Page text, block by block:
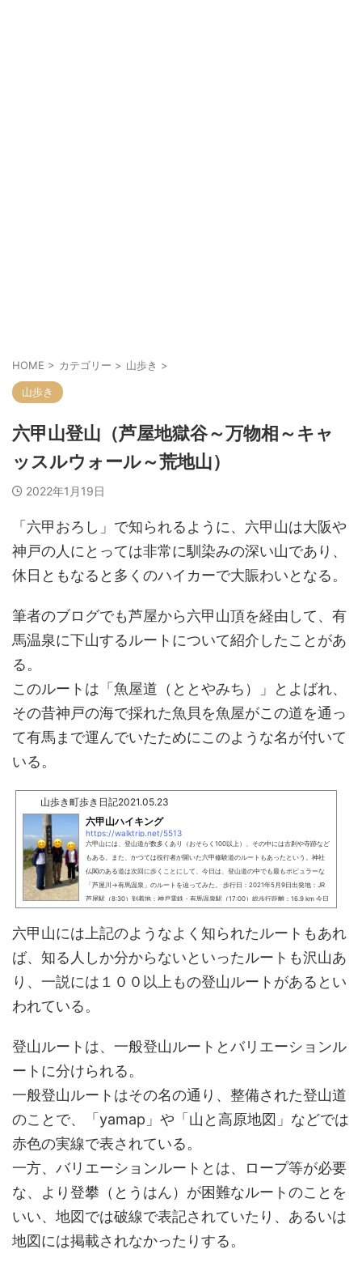
HOME > カテゴリー > 山歩き >
山歩き
六甲山登山（芦屋地獄谷～万物相～キャ
ッスルウォール～荒地山）
2022年1月19日
「六甲おろし」で知られるように、六甲山は大阪や
神戸の人にとっては非常に馴染みの深い山であり、
休日ともなると多くのハイカーで大賑わいとなる。
筆者のブログでも芦屋から六甲山頂を経由して、有
馬温泉に下山するルートについて紹介したことがあ
る。
このルートは「魚屋道（ととやみち）」とよばれ、
その昔神戸の海で採れた魚貝を魚屋がこの道を通っ
て有馬まで運んでいたためにこのような名が付いて
いる。
山歩き町歩き日記2021.05.23
六甲山ハイキング
https://walktrip.net/5513
六甲山には、登山道が数多くあり（おそらく100以上）、その中には古刹や寺跡など
もある。また、かつては役行者が開いた六甲修験道のルートもあったという。神社
仏閣のある道は次回に歩くことにして、今日は、登山道の中でも最もポピュラーな
「芦屋川→有馬温泉」のルートを辿ってみた。 歩行日：2021年5月9日出発地：JR
芦屋駅（8:30）到着地：神戸電鉄・有馬温泉駅（17:00）総歩行距離：16.9 km 今日
離は 17km 程度だが、海抜 0m か...
六甲山には上記のようなよく知られたルートもあれ
ば、知る人しか分からないといったルートも沢山あ
り、一説には１００以上もの登山ルートがあるとい
われている。
登山ルートは、一般登山ルートとバリエーションル
ートに分けられる。
一般登山ルートはその名の通り、整備された登山道
のことで、「yamap」や「山と高原地図」などでは
赤色の実線で表されている。
一方、バリエーションルートとは、ロープ等が必要
な、より登攀（とうはん）が困難なルートのことを
いい、地図では破線で表記されていたり、あるいは
地図には掲載されなかったりする。